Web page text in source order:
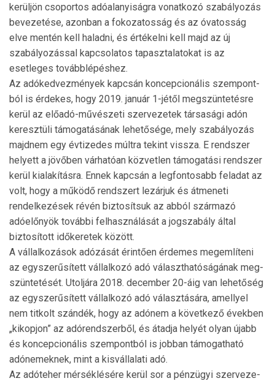
kerüljön csoportos adóalanyiságra vonatkozó szabályozás
bevezetése, azonban a fokozatosság és az óvatosság
elve mentén kell haladni, és értékelni kell majd az új
szabályozással kapcsolatos tapasztalatokat is az
esetleges továbblépéshez.
Az adókedvezmények kapcsán koncepcionális szem­pont­
ból is érdekes, hogy 2019. január 1-jétől megszün­te­tésre
kerül az előadó-művészeti szervezetek társasági adón
keresztüli támogatásának lehetősége, mely szabályozás
majd­nem egy évtizedes múltra tekint vissza. E rendszer
helyett a jövőben várhatóan közvetlen támogatási rend­szer
kerül kialakításra. Ennek kapcsán a legfontosabb feladat az
volt, hogy a működő rendszert lezárjuk és átmeneti
rendelkezések révén biztosítsuk az abból származó
adóelőnyök további felhasználását a jogszabály által
biztosított időkeretek között.
A vállalkozások adózását érintően érdemes megemlíteni
az egyszerűsített vállalkozó adó választhatóságának meg­
szüntetését. Utoljára 2018. december 20-áig van lehetőség
az egyszerűsített vállalkozó adó választására, amellyel
nem titkolt szándék, hogy az adónem a következő években
„kikopjon” az adórendszerből, és átadja helyét olyan újabb
és koncepcionális szempontból is jobban támogatható
adónemeknek, mint a kisvállalati adó.
Az adóteher mérséklésére kerül sor a pénzügyi szerve­ze­